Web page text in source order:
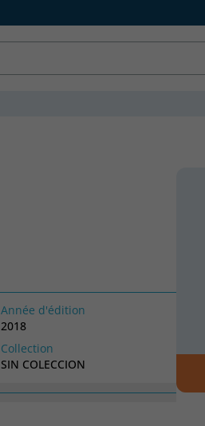
Année d'édition
2018
Collection
SIN COLECCION